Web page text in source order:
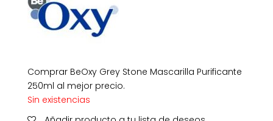
Comprar BeOxy Grey Stone Mascarilla Purificante
250ml al mejor precio.
Sin existencias